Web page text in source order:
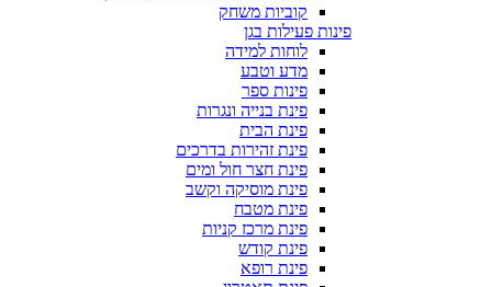
קוביות משחק
פינות פעילות בגן
לוחות למידה
מדע וטבע
פינות ספר
פינת בנייה ונגרות
פינת הבית
פינת זהירות בדרכים
פינת חצר חול ומים
פינת מוסיקה וקשב
פינת מטבח
פינת מרכז קניות
פינת קודש
פינת רופא